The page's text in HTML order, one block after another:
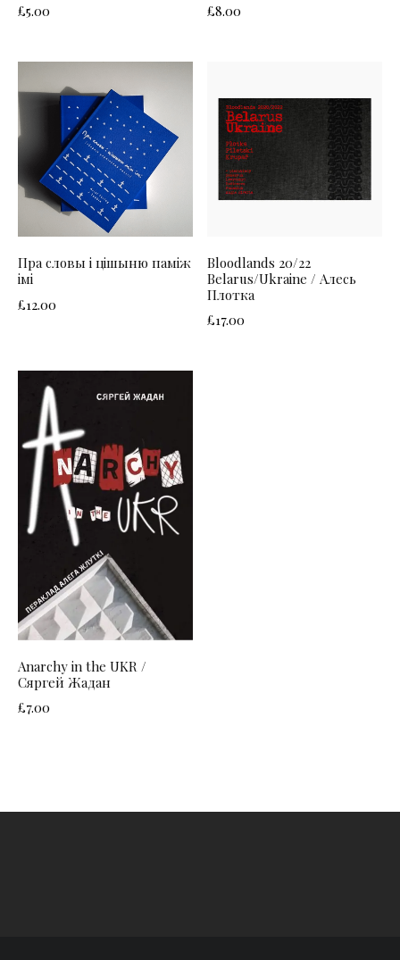
£5.00
£8.00
Пра словы і цішыню паміж
імі
£12.00
Bloodlands 20/22
Belarus/Ukraine / Алесь
Плотка
£17.00
Anarchy in the UKR /
Сяргей Жадан
£7.00